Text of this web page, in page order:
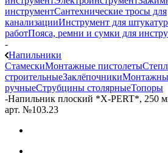
инструментСантехнические тросы для
канализацииИнструмент для
работПояса, ремни и сумки для
-
Напильники
СтамескиМонтажные пистолеты
строительныеЗаклёпочники
ручныеСтрубцины столярныеТопоры
-Напильник плоский *X-PERT*, 250
арт. №103.23